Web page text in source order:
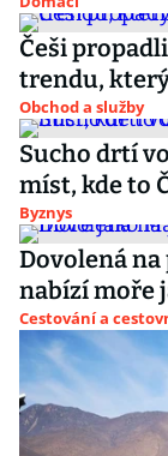
Češi
trendu,
Obchod a služby
Sucho drtí
míst, kde to
Byznys
Dovolená na
nabízí moře
Cestování a